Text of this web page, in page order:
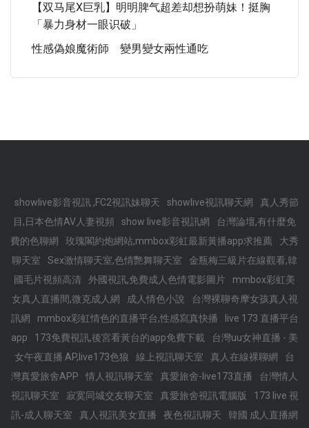
【双马尾X巨乳】明明脾气超差却想扮萌妹！挺胸
「暴力身材一眼识破」
性感偽娘魔術師 變男變女兩性通吃
showlive影音視訊 ,FC2視訊妹聊天 showlive視訊聊天網
真人秀節
目,日本色情AV人妻視頻
show live影音視訊網
台灣論壇,有什麼免
費的色聊網
玫瑰閣約炮網站,mmbox彩虹最新黃播app求推薦
大秀
聊天室
Sex激情聊天室,色情艷舞聊天室
金瓶梅三級片在線觀看,韓
國毛片視頻高清
外國視訊,免費成人色情電影圖片
mmbox彩虹美
女真人直播間,微克成人網
成人情色小說
台灣裸聊奇摩女孩真人視
訊網
mmbox彩虹情色的直播平台,性感寫真快播
live 173 直播平台
app
173免費視訊,後宮看黃台的app免費下載
台灣uu女神直播 - 美
女午夜直播 AP,live173色狼
線上視訊聊天室 真人在線裸聊網
台
灣真愛旅舍APP
情人視訊聊天室 真愛旅舍-live173直播
台灣情人
視訊聊天室
寂寞同城交友聊天室 真愛旅舍視訊電腦版
173 live 視
訊-成人聊天室
真人視訊美女直播 夜色視訊聊天
韓國 成人直播網